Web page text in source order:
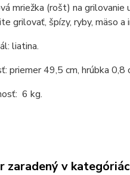
mriežka (rošt) na
grilovať, špízy, ryby, mäso a
liatina.
priemer 49,5 cm, hrúbka 0,8
6 kg.
zaradený v